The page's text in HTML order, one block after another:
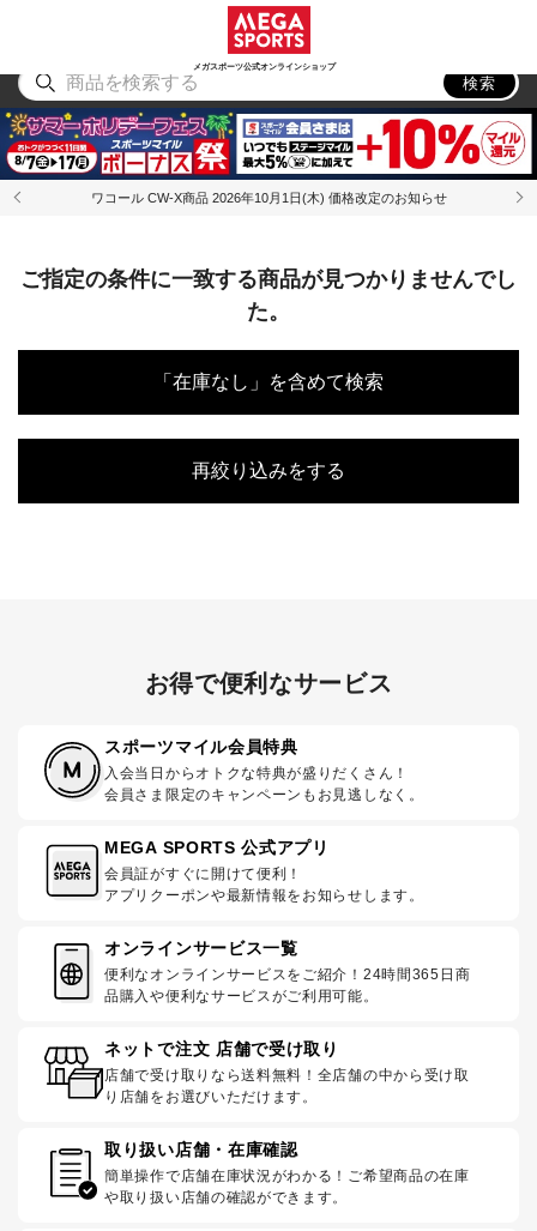
メガスポーツ公式オンラインショップ
アウトドア
検索
ワコール CW-X商品 2026年10月1日(木) 価格改定のお知らせ
ご指定の条件に一致する商品が見つかりませんでし
た。
「在庫なし」を含めて検索
再絞り込みをする
お得で便利なサービス
スポーツマイル会員特典
入会当日からオトクな特典が盛りだくさん！
会員さま限定のキャンペーンもお見逃しなく。
MEGA SPORTS 公式アプリ
会員証がすぐに開けて便利！
アプリクーポンや最新情報をお知らせします。
オンラインサービス一覧
便利なオンラインサービスをご紹介！24時間365日商
品購入や便利なサービスがご利用可能。
ネットで注文 店舗で受け取り
店舗で受け取りなら送料無料！全店舗の中から受け取
り店舗をお選びいただけます。
取り扱い店舗・在庫確認
簡単操作で店舗在庫状況がわかる！ご希望商品の在庫
や取り扱い店舗の確認ができます。